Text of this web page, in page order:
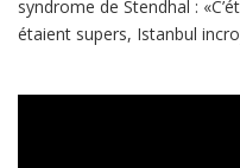
syndrome de Stendhal :
étaient supers, Istanbul